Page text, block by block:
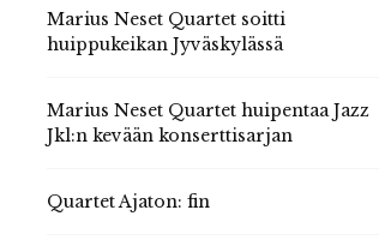
Marius Neset Quartet soitti
huippukeikan Jyväskylässä
Marius Neset Quartet huipentaa Jazz
Jkl:n kevään konserttisarjan
Quartet Ajaton: fin